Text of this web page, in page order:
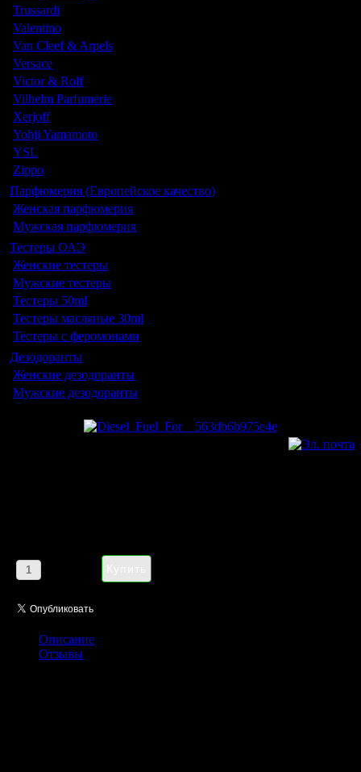
Trussardi
Valentino
Van Cleef & Arpels
Versace
Victor & Rolf
Vilhelm Parfumerie
Xerjoff
Yohji Yamamoto
YSL
Zippo
Парфюмерия (Европейское качество)
Женская парфюмерия
Мужская парфюмерия
Тестеры ОАЭ
Женские тестеры
Мужские тестеры
Тестеры 50ml
Тестеры масляные 30ml
Тестеры с феромонами
Дезодоранты
Женские дезодоранты
Мужские дезодоранты
Описание
Отзывы